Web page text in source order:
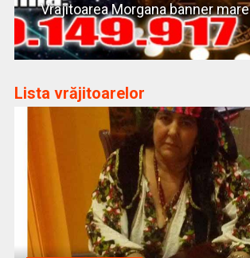
Vrajitoarea Morgana banner mare
Lista vrăjitoarelor